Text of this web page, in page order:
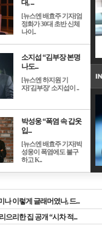
대, ...
[뉴스엔 배효주 기자]엄
정화가 30대 초반 신체
나이..
소지섭 “김부장 본명
나도...
[뉴스엔 하지원 기
자]'김부장' 소지섭이 ..
박성웅 “폭염 속 갑옷
입...
[뉴스엔 배효주 기자]박
성웅이 폭염에도 불구
하고 K..
나 이렇게 글래머였나, 드...
으리한 집 공개 “시차 적...